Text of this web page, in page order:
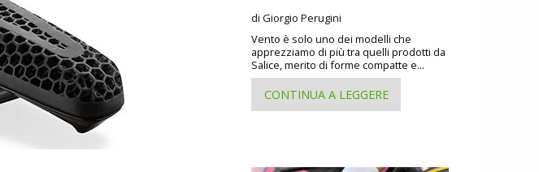
di Giorgio Perugini
Vento è solo uno dei modelli che
apprezziamo di più tra quelli prodotti da
Salice, merito di forme compatte e...
CONTINUA A LEGGERE